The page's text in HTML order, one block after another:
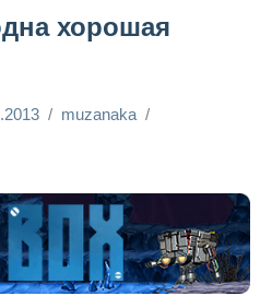
хорошая
muzanaka